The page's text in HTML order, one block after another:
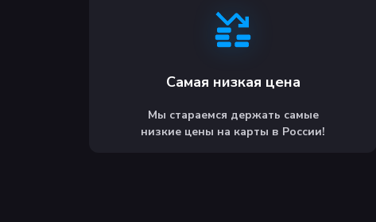
Самая низкая цена
Мы стараемся держать самые
низкие цены на карты в России!